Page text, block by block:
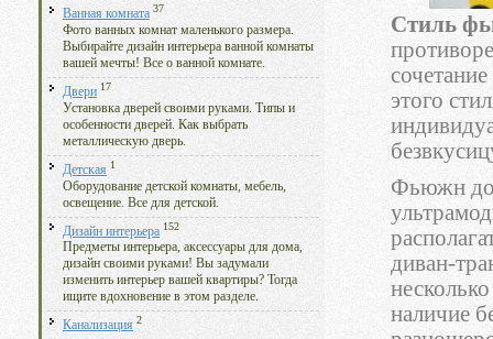
Ванная комната 37
Фото ванных комнат маленького размера.
Выбирайте дизайн интерьера ванной комнаты
вашей мечты! Все о ванной комнате.
Двери 17
Установка дверей своими руками. Типы и
особенности дверей. Как выбрать
металлическую дверь.
Детская 1
Оборудование детской комнаты, мебель,
освещение. Все для детской.
Дизайн интерьера 152
Предметы интерьера, аксессуары для дома,
дизайн своими руками! Вы задумали
изменить интерьер вашей квартиры? Тогда
ищите вдохновение в этом разделе.
Канализация 2
Стиль
этого
Фьюжн
диван-
наличие